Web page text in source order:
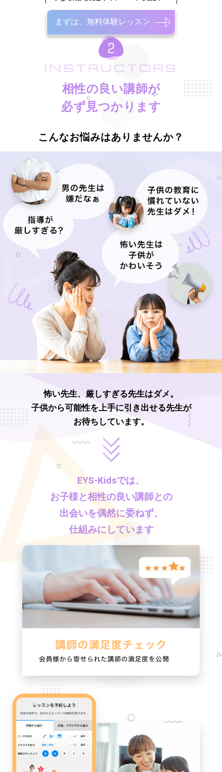
まずは、無料体験レッスン
INSTRUCTORS
相性の良い講師が
必ず見つかります
こんなお悩みはありませんか？
怖い先生、厳しすぎる先生はダメ。
子供から可能性を上手に引き出せる先生が
お待ちしています。
EYS-Kidsでは、
お子様と相性の良い講師との
出会いを偶然に委ねず、
仕組みにしています